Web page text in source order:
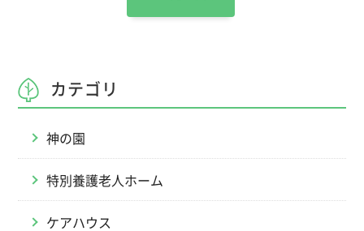
カテゴリ
神の園
特別養護老人ホーム
ケアハウス